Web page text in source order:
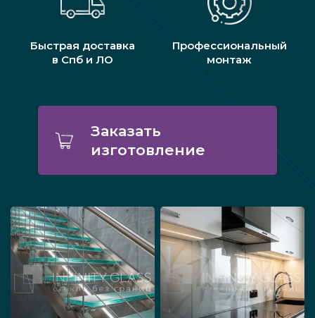
Быстрая доставка
в Спб и ЛО
Профессиональный
монтаж
Заказать
изготовление